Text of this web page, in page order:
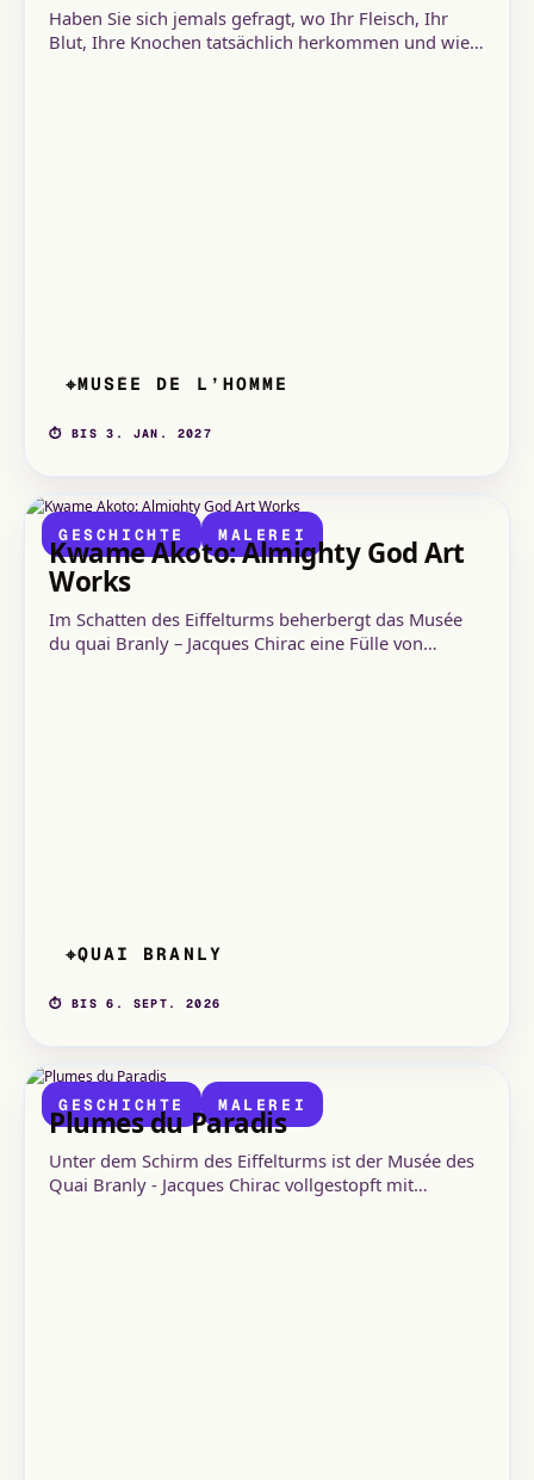
Haben Sie sich jemals gefragt, wo Ihr Fleisch, Ihr
Blut, Ihre Knochen tatsächlich herkommen und wie
⌖MUSÉE DE L’HOMME
⏱ BIS 3. JAN. 2027
GESCHICHTE MALEREI
Kwame Akoto: Almighty God Art
Works
Im Schatten des Eiffelturms beherbergt das Musée
du quai Branly – Jacques Chirac eine Fülle von
⌖QUAI BRANLY
⏱ BIS 6. SEPT. 2026
GESCHICHTE MALEREI
Plumes du Paradis
Unter dem Schirm des Eiffelturms ist der Musée des
Quai Branly - Jacques Chirac vollgestopft mit